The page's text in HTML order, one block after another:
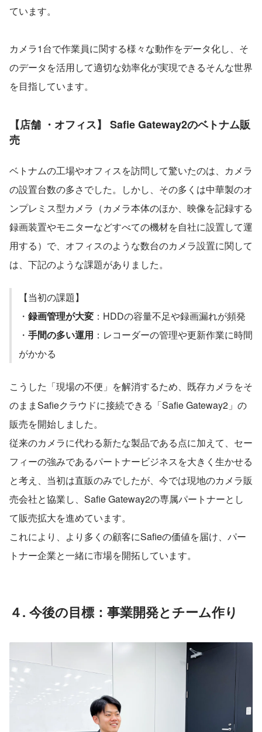
ています。
カメラ1台で作業員に関する様々な動作をデータ化し、そ
のデータを活用して適切な効率化が実現できるそんな世界
を目指しています。
【店舗 ・オフィス】 Safie Gateway2のベトナム販
売
ベトナムの工場やオフィスを訪問して驚いたのは、カメラ
の設置台数の多さでした。しかし、その多くは中華製のオ
ンプレミス型カメラ（カメラ本体のほか、映像を記録する
録画装置やモニターなどすべての機材を自社に設置して運
用する）で、オフィスのような数台のカメラ設置に関して
は、下記のような課題がありました。
【当初の課題】
・ 録画管理が大変 ：HDDの容量不足や録画漏れが頻発
・ 手間の多い運用 ：レコーダーの管理や更新作業に時間
がかかる
こうした「現場の不便」を解消するため、既存カメラをそ
のままSafieクラウドに接続できる「Safie Gateway2」の
販売を開始しました。
従来のカメラに代わる新たな製品である点に加えて、セー
フィーの強みであるパートナービジネスを大きく生かせる
と考え、当初は直販のみでしたが、今では現地のカメラ販
売会社と協業し、Safie Gateway2の専属パートナーとし
て販売拡大を進めています。
これにより、より多くの顧客にSafieの価値を届け、パー
トナー企業と一緒に市場を開拓しています。
４. 今後の目標：事業開発とチーム作り